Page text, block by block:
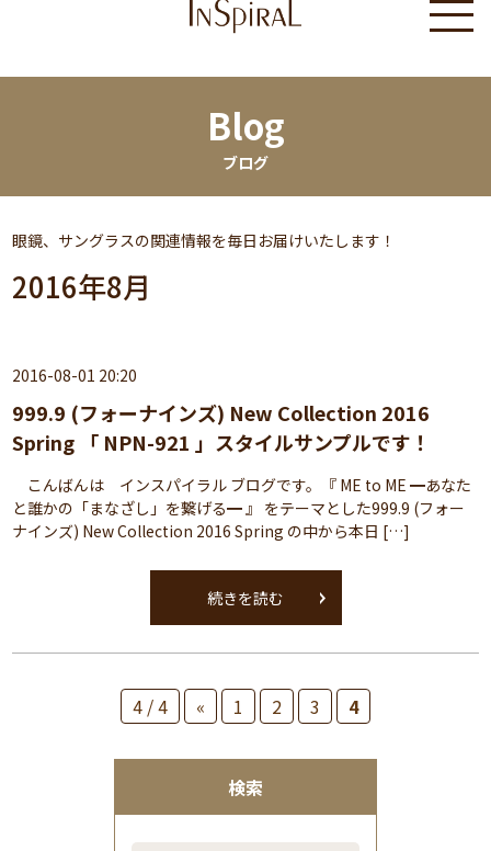
Blog
ブログ
検索
眼鏡、サングラスの関連情報を毎日お届けいたします！
2016年8月
2016-08-01 20:20
999.9 (フォーナインズ) New Collection 2016
Spring 「 NPN-921 」スタイルサンプルです！
こんばんは インスパイラル ブログです。『 ME to ME ━あなた
と誰かの「まなざし」を繋げる━ 』 をテーマとした999.9 (フォー
ナインズ) New Collection 2016 Spring の中から本日 […]
続きを読む
4 / 4 « 1 2 3 4